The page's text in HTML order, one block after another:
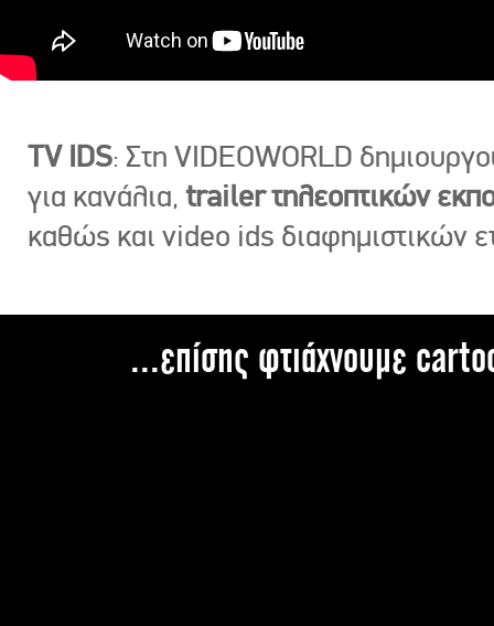
TV IDS: Στη VIDEOWORLD
για κανάλια, trailer τηλεοπτικών
καθώς και video ids διαφημιστικών
...επίσης φτιάχνουμε